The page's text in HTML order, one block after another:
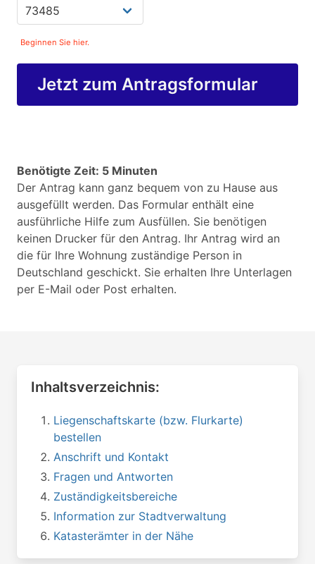
Beginnen Sie hier.
Jetzt zum Antragsformular
Benötigte Zeit: 5 Minuten
Der Antrag kann ganz bequem von zu Hause aus
ausgefüllt werden. Das Formular enthält eine
ausführliche Hilfe zum Ausfüllen. Sie benötigen
keinen Drucker für den Antrag. Ihr Antrag wird an
die für Ihre Wohnung zuständige Person in
Deutschland geschickt. Sie erhalten Ihre Unterlagen
per E-Mail oder Post erhalten.
Inhaltsverzeichnis:
Liegenschaftskarte (bzw. Flurkarte)
bestellen
Anschrift und Kontakt
Fragen und Antworten
Zuständigkeitsbereiche
Information zur Stadtverwaltung
Katasterämter in der Nähe